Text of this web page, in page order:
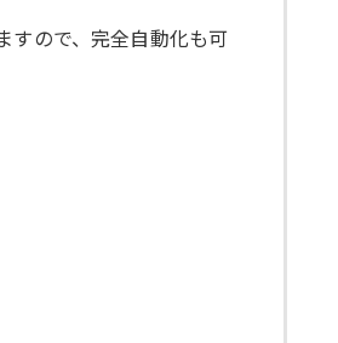
すので、完全自動化も可